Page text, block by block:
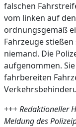
falschen
vom linken auf
ordnungsgemäß
Fahrzeuge
niemand. Die
aufgenommen.
fahrbereiten
+++Redaktioneller
Meldung des